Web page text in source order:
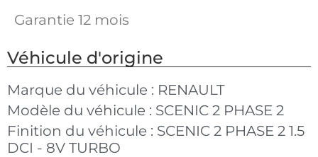
Garantie 12 mois
Véhicule d'origine
Marque du véhicule : RENAULT
Modèle du véhicule : SCENIC 2 PHASE 2
Finition du véhicule : SCENIC 2 PHASE 2 1.5
DCI - 8V TURBO